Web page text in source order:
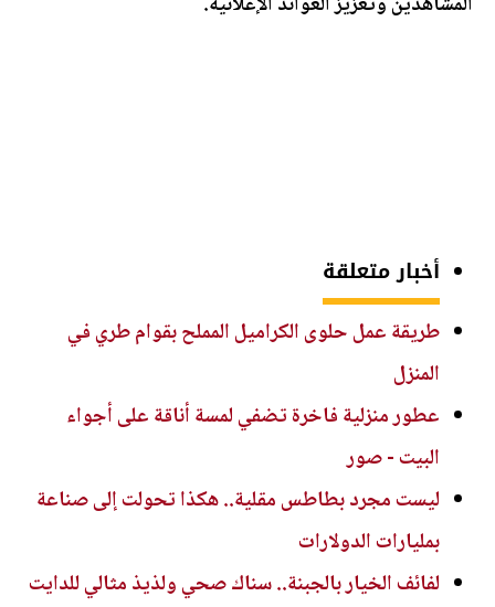
أخبار متعلقة
طريقة عمل حلوى الكراميل المملح بقوام طري في
المنزل
عطور منزلية فاخرة تضفي لمسة أناقة على أجواء
البيت - صور
ليست مجرد بطاطس مقلية.. هكذا تحولت إلى صناعة
بمليارات الدولارات
لفائف الخيار بالجبنة.. سناك صحي ولذيذ مثالي للدايت